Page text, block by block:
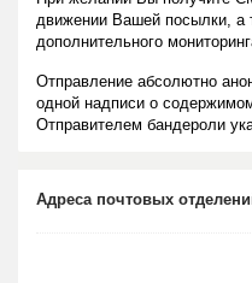
движении Вашей посылки,
дополнительного
Отправление абсолютно
одной надписи о
Отправителем бандероли
Адреса почтовых